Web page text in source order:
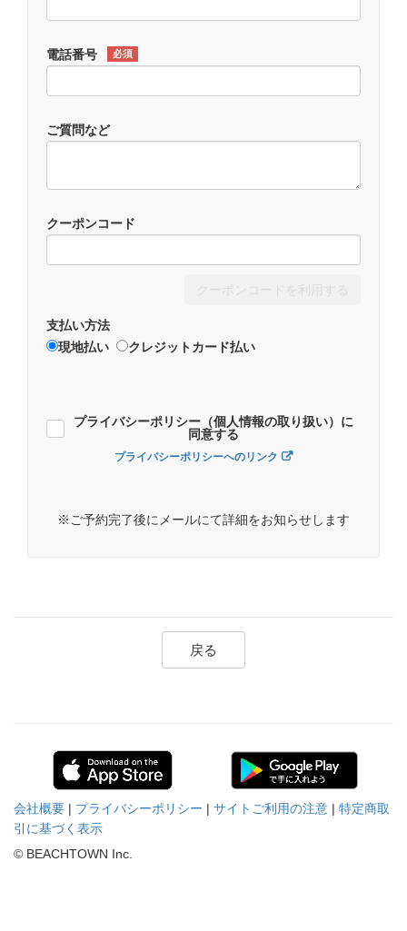
電話番号 必須
ご質問など
クーポンコード
支払い方法
現地払い
クレジットカード払い
プライバシーポリシー（個人情報の取り扱い）に
同意する
プライバシーポリシーへのリンク
※ご予約完了後にメールにて詳細をお知らせします
戻る
会社概要 | プライバシーポリシー | サイトご利用の注意 | 特定商取
引に基づく表示
© BEACHTOWN Inc.